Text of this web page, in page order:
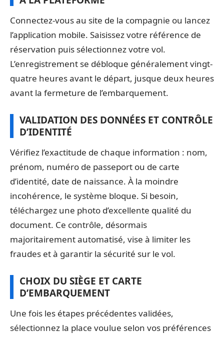
Connectez-vous au site de la compagnie ou lancez
l’application mobile. Saisissez votre référence de
réservation puis sélectionnez votre vol.
L’enregistrement se débloque généralement vingt-
quatre heures avant le départ, jusque deux heures
avant la fermeture de l’embarquement.
VALIDATION DES DONNÉES ET CONTRÔLE
D’IDENTITÉ
Vérifiez l’exactitude de chaque information : nom,
prénom, numéro de passeport ou de carte
d’identité, date de naissance. À la moindre
incohérence, le système bloque. Si besoin,
téléchargez une photo d’excellente qualité du
document. Ce contrôle, désormais
majoritairement automatisé, vise à limiter les
fraudes et à garantir la sécurité sur le vol.
CHOIX DU SIÈGE ET CARTE
D’EMBARQUEMENT
Une fois les étapes précédentes validées,
sélectionnez la place voulue selon vos préférences